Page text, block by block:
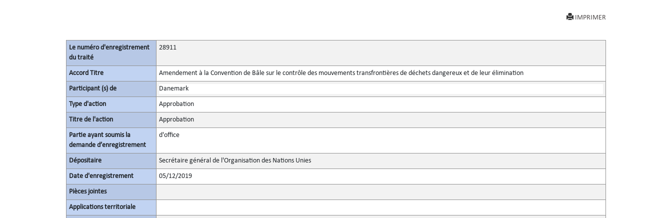
IMPRIMER
Le numéro d'enregistrement
du traité
28911
Accord Titre Amendement à la Convention de Bâle sur le contrôle des mouvements transfrontières de déchets dangereux et de leur élimination
Participant (s) de Danemark
Type d'action Approbation
Titre de l'action Approbation
Partie ayant soumis la
demande d’enregistrement
d'office
Dépositaire Secrétaire général de l'Organisation des Nations Unies
Date d'enregistrement 05/12/2019
Pièces jointes
Applications territoriale